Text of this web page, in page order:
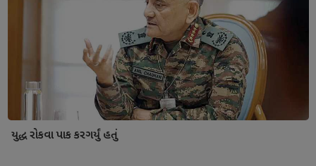
યુદ્ધ રોકવા પાક કરગર્યું હતું